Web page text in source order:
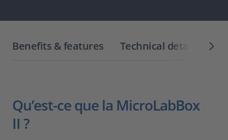
Benefits & features Technical details &
Qu’est-ce que la MicroLabBox
II ?